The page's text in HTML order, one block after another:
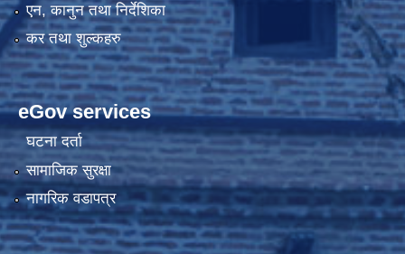
एन, कानुन तथा निर्देशिका
कर तथा शुल्कहरु
eGov services
घटना दर्ता
सामाजिक सुरक्षा
नागरिक वडापत्र